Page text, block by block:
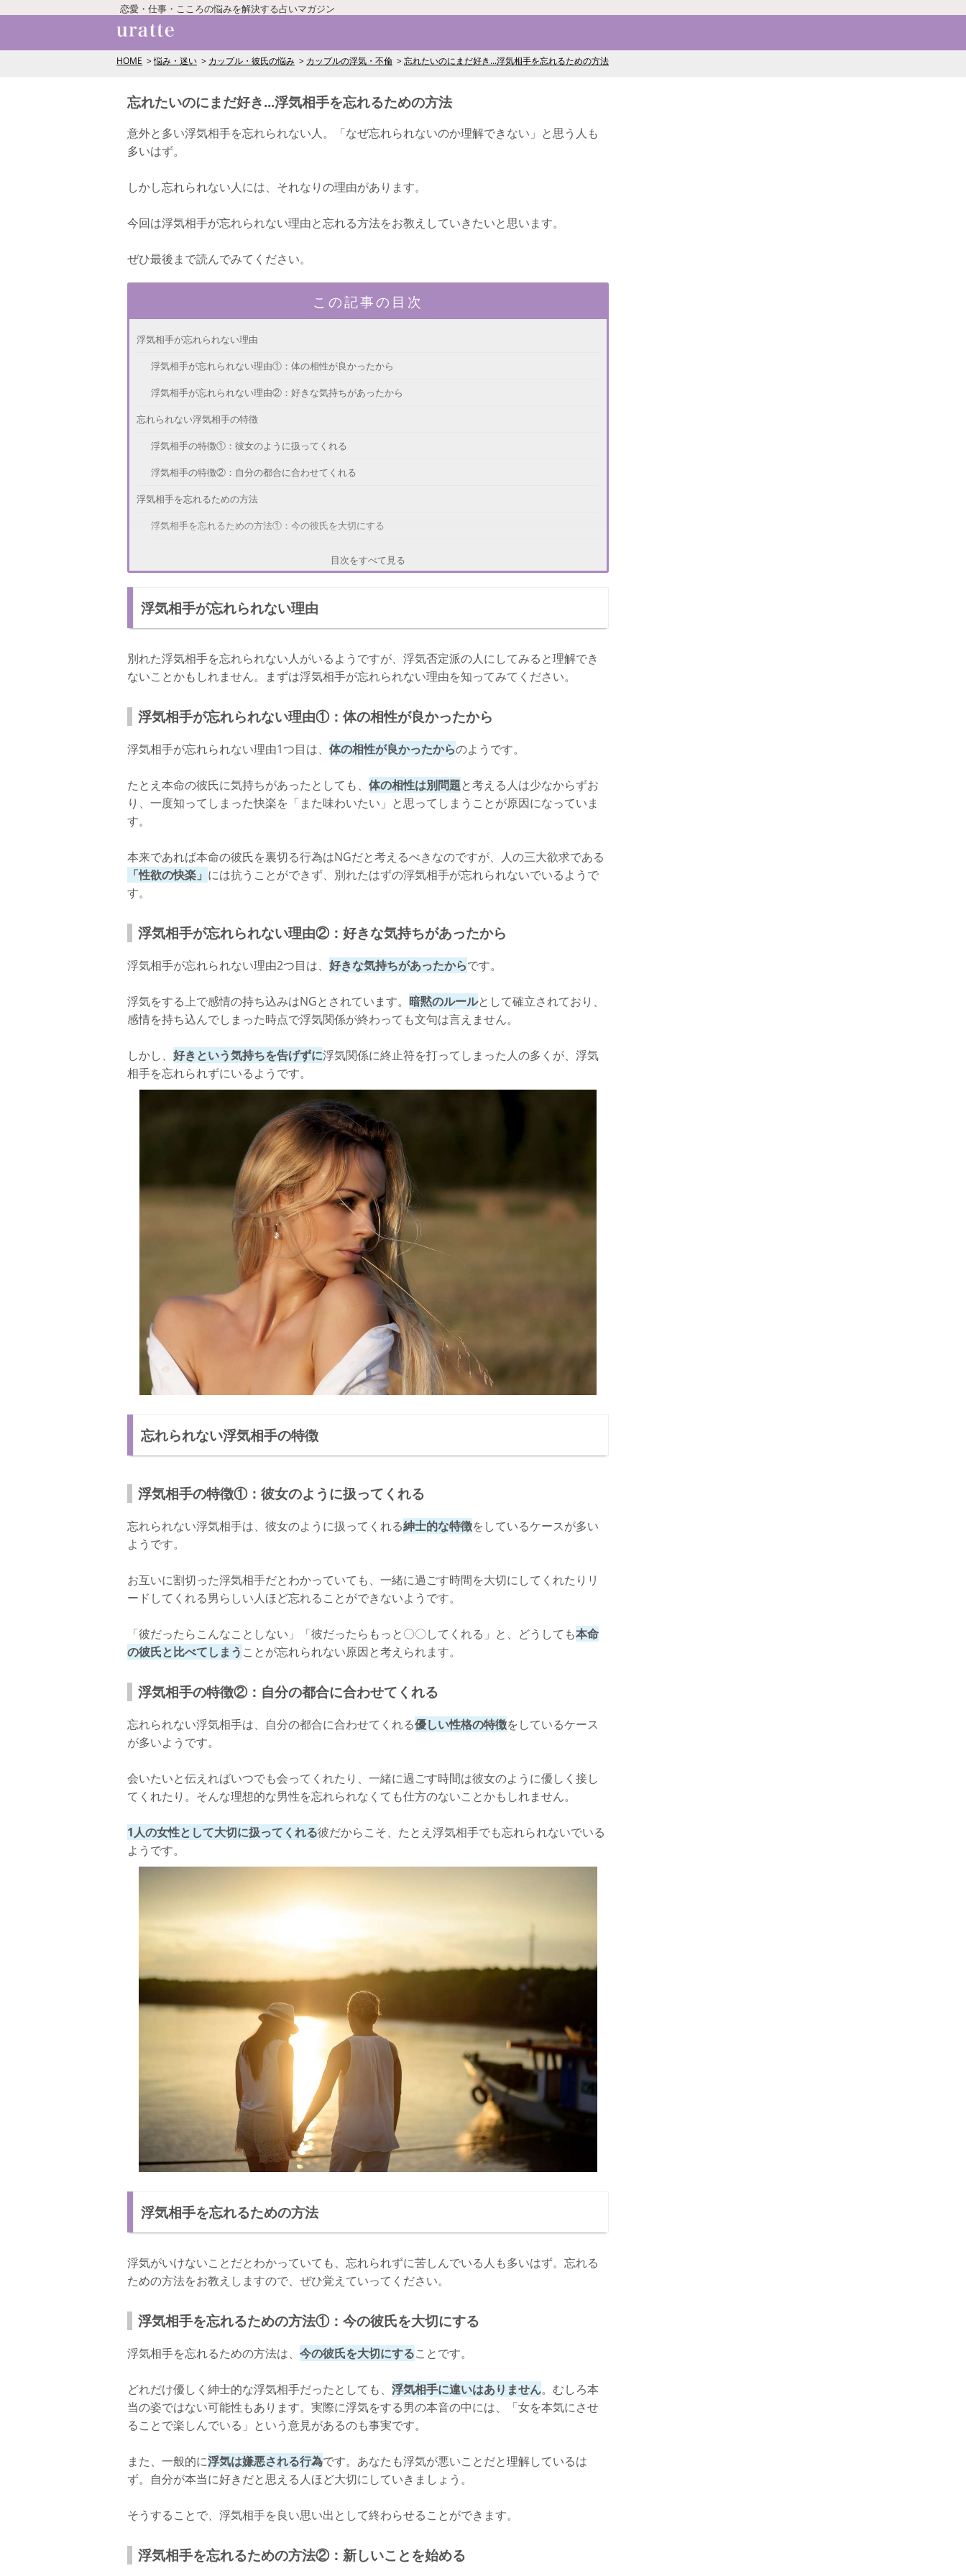
恋愛・仕事・こころの悩みを解決する占いマガジン
HOME 悩み・迷い カップル・彼氏の悩み カップルの浮気・不倫 忘れたいのにまだ好き...浮気相手を忘れるための方法
忘れたいのにまだ好き...浮気相手を忘れるための方法
意外と多い浮気相手を忘れられない人。「なぜ忘れられないのか理解できない」と思う人も
多いはず。
しかし忘れられない人には、それなりの理由があります。
今回は浮気相手が忘れられない理由と忘れる方法をお教えしていきたいと思います。
ぜひ最後まで読んでみてください。
この記事の目次
浮気相手が忘れられない理由
浮気相手が忘れられない理由①：体の相性が良かったから
浮気相手が忘れられない理由②：好きな気持ちがあったから
忘れられない浮気相手の特徴
浮気相手の特徴①：彼女のように扱ってくれる
浮気相手の特徴②：自分の都合に合わせてくれる
浮気相手を忘れるための方法
浮気相手を忘れるための方法①：今の彼氏を大切にする
正式なお付き合いであれば復縁はあり！
浮気関係の復縁は辛い結果を招くだけ
さいごに
目次をすべて見る
浮気相手が忘れられない理由
別れた浮気相手を忘れられない人がいるようですが、浮気否定派の人にしてみると理解でき
ないことかもしれません。まずは浮気相手が忘れられない理由を知ってみてください。
浮気相手が忘れられない理由①：体の相性が良かったから
浮気相手が忘れられない理由1つ目は、 体の相性が良かったからのようです。
たとえ本命の彼氏に気持ちがあったとしても、 体の相性は別問題と考える人は少なからずお
り、一度知ってしまった快楽を「また味わいたい」と思ってしまうことが原因になっていま
す。
本来であれば本命の彼氏を裏切る行為はNGだと考えるべきなのですが、人の三大欲求である
「性欲の快楽」 には抗うことができず、別れたはずの浮気相手が忘れられないでいるようで
す。
浮気相手が忘れられない理由②：好きな気持ちがあったから
浮気相手が忘れられない理由2つ目は、 好きな気持ちがあったからです。
浮気をする上で感情の持ち込みはNGとされています。 暗黙のルールとして確立されており、
感情を持ち込んでしまった時点で浮気関係が終わっても文句は言えません。
しかし、 好きという気持ちを告げずに浮気関係に終止符を打ってしまった人の多くが、浮気
相手を忘れられずにいるようです。
忘れられない浮気相手の特徴
浮気相手の特徴①：彼女のように扱ってくれる
忘れられない浮気相手は、彼女のように扱ってくれる紳士的な特徴をしているケースが多い
ようです。
お互いに割切った浮気相手だとわかっていても、一緒に過ごす時間を大切にしてくれたりリ
ードしてくれる男らしい人ほど忘れることができないようです。
「彼だったらこんなことしない」「彼だったらもっと〇〇してくれる」と、どうしても本命
の彼氏と比べてしまう ことが忘れられない原因と考えられます。
浮気相手の特徴②：自分の都合に合わせてくれる
忘れられない浮気相手は、自分の都合に合わせてくれる優しい性格の特徴をしているケース
が多いようです。
会いたいと伝えればいつでも会ってくれたり、一緒に過ごす時間は彼女のように優しく接し
てくれたり。そんな理想的な男性を忘れられなくても仕方のないことかもしれません。
1人の女性として大切に扱ってくれる彼だからこそ、たとえ浮気相手でも忘れられないでいる
ようです。
浮気相手を忘れるための方法
浮気がいけないことだとわかっていても、忘れられずに苦しんでいる人も多いはず。忘れる
ための方法をお教えしますので、ぜひ覚えていってください。
浮気相手を忘れるための方法①：今の彼氏を大切にする
浮気相手を忘れるための方法は、 今の彼氏を大切にすることです。
どれだけ優しく紳士的な浮気相手だったとしても、 浮気相手に違いはありません。むしろ本
当の姿ではない可能性もあります。実際に浮気をする男の本音の中には、「女を本気にさせ
ることで楽しんでいる」という意見があるのも事実です。
また、一般的に浮気は嫌悪される行為です。あなたも浮気が悪いことだと理解しているは
ず。自分が本当に好きだと思える人ほど大切にしていきましょう。
そうすることで、浮気相手を良い思い出として終わらせることができます。
浮気相手を忘れるための方法②：新しいことを始める